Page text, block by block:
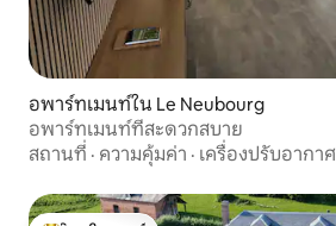
อพาร์ทเมนท์ใน Le Neubourg
อพาร์ทเมนท์ที่สะดวกสบาย
สถานที่ · ความคุ้มค่า · เครื่องปรับอากาศ